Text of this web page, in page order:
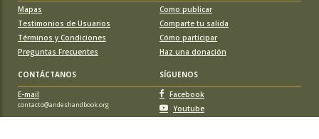
Mapas
Testimonios de Usuarios
Términos y Condiciones
Preguntas Frecuentes
Como publicar
Comparte tu salida
Cómo participar
Haz una donación
CONTÁCTANOS
SÍGUENOS
E-mail
contacto@andeshandbook.org
Facebook
Youtube